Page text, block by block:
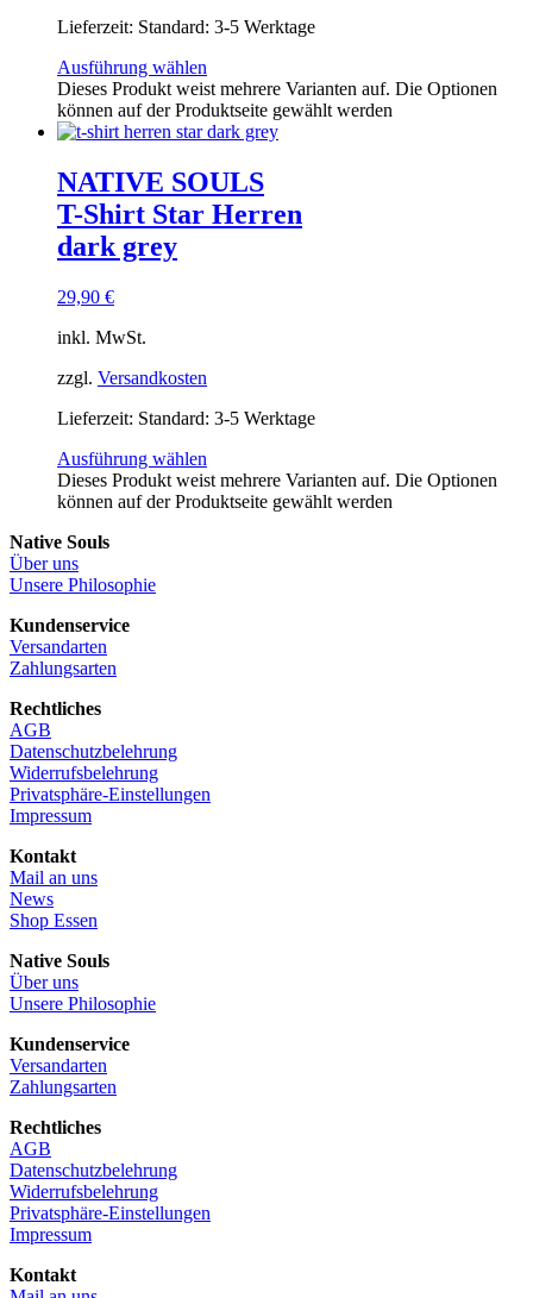
Lieferzeit: Standard: 3-5 Werktage
Ausführung wählen
Dieses Produkt weist mehrere Varianten auf. Die Optionen
können auf der Produktseite gewählt werden
NATIVE SOULS
T-Shirt Star Herren
dark grey
29,90 €
inkl. MwSt.
zzgl. Versandkosten
Lieferzeit: Standard: 3-5 Werktage
Ausführung wählen
Dieses Produkt weist mehrere Varianten auf. Die Optionen
können auf der Produktseite gewählt werden
Native Souls
Über uns
Unsere Philosophie
Kundenservice
Versandarten
Zahlungsarten
Rechtliches
AGB
Datenschutzbelehrung
Widerrufsbelehrung
Privatsphäre-Einstellungen
Impressum
Kontakt
Mail an uns
News
Shop Essen
Native Souls
Über uns
Unsere Philosophie
Kundenservice
Versandarten
Zahlungsarten
Rechtliches
AGB
Datenschutzbelehrung
Widerrufsbelehrung
Privatsphäre-Einstellungen
Impressum
Kontakt